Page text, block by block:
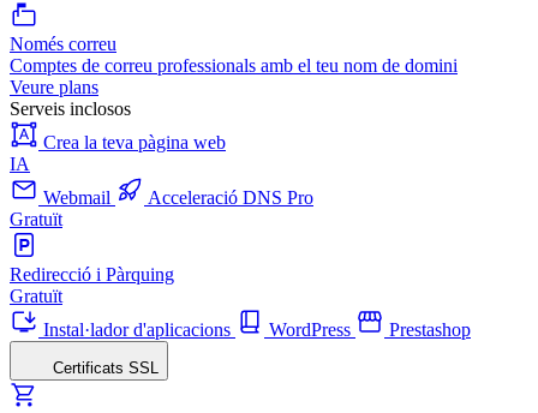
Només correu
Comptes de correu professionals amb el teu nom de domini
Veure plans
Serveis inclosos
Crea la teva pàgina web
IA
Webmail
Acceleració DNS Pro
Gratuït
Redirecció i Pàrquing
Gratuït
Instal·lador d'aplicacions
WordPress Prestashop
Certificats SSL